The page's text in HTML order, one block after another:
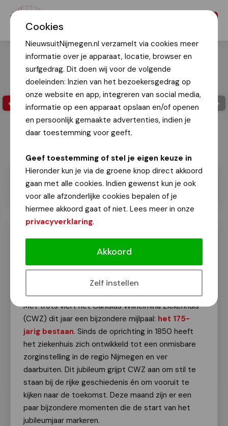
Cookies
NieuwsuitNijmegen.nl verzamelt via cookies meer
informatie over je apparaat, locatie, browser en
surfgedrag. Dit doen wij voor de volgende
doeleinden: Inzien van het bezoekersgedrag op
onze website en app, integreren van social media,
informatie op een apparaat opslaan en/of openen
en persoonlijk gemaakte advertenties, indien je
daar toestemming voor geeft.
Geef toestemming of stel je eigen keuze in
Hieronder kun je via de groene knop direct akkoord
gaan met alle cookies. Indien gewenst kun je ook
voor alle afzonderlijke cookies bepalen of je
hiermee akkoord gaat of niet. Lees meer in onze
privacyverklaring.
Akkoord
Zelf instellen
Rijke 175-jarige historie komt in april
tot leven in CWZ
Van onze redactie
Met trots viert het Canisius Wilhelmina Ziekenhuis
(CWZ) dit jaar een bijzondere mijlpaal: het 175-
jarig bestaan. Sinds de oprichting in 1850 heeft
het ziekenhuis zich ontwikkeld tot een onmisbare
zorginstelling in de regio Nijmegen en ver
daarbuiten. Dit jubileum grijpt CWZ aan om stil te
staan bij de rijke geschiedenis én om vooruit te
kijken naar de toekomst. Deze maand zijn er een
paar bijzondere momenten die de start van het
jubileumjaar markeren.